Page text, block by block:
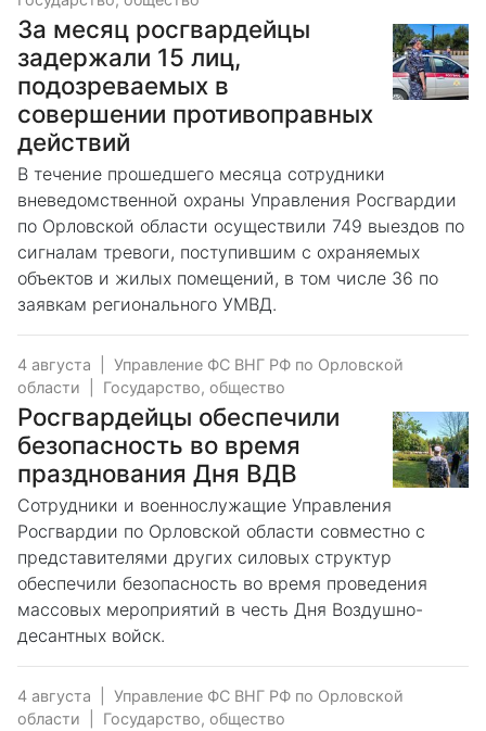
За месяц росгвардейцы
задержали 15 лиц,
подозреваемых в
совершении противоправных
действий
В течение прошедшего месяца сотрудники
вневедомственной охраны Управления Росгвардии
по Орловской области осуществили 749 выездов по
сигналам тревоги, поступившим с охраняемых
объектов и жилых помещений, в том числе 36 по
заявкам регионального УМВД.
4 августа
Управление ФС ВНГ РФ по Орловской
области
Государство, общество
Росгвардейцы обеспечили
безопасность во время
празднования Дня ВДВ
Сотрудники и военнослужащие Управления
Росгвардии по Орловской области совместно с
представителями других силовых структур
обеспечили безопасность во время проведения
массовых мероприятий в честь Дня Воздушно-
десантных войск.
4 августа
Управление ФС ВНГ РФ по Орловской
области
Государство, общество